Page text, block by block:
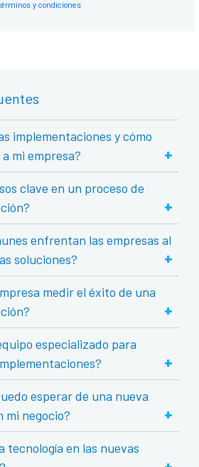
y condiciones
implementaciones y cómo
mi empresa?
+
clave en un proceso de
+
enfrentan las empresas al
soluciones?
+
medir el éxito de una
+
especializado para
+
esperar de una nueva
mi negocio?
+
tecnología en las nuevas